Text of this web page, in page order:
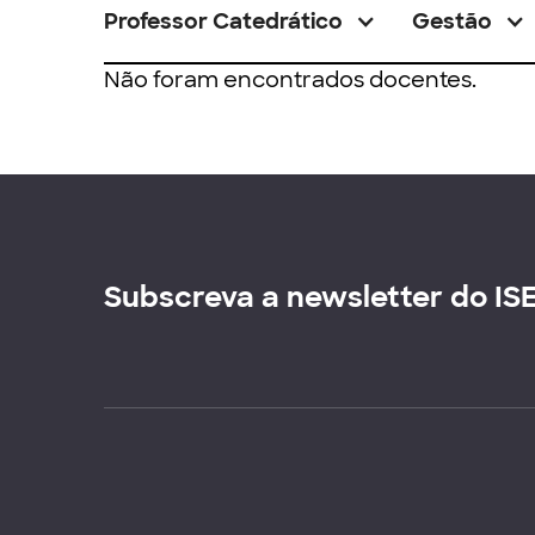
Professor Catedrático Gestão
Não foram encontrados docentes.
Subscreva a newsletter do